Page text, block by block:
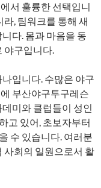
서 훌륭한 선택입니
, 팀워크를 통해 새
다. 몸과 마음을 동
야구입니다.
입니다. 수많은 야구
부산야구투구레슨
미와 클럽들이 성인
고 있어, 초보자부터
수 있습니다. 여러분
사회의 일원으로서 활